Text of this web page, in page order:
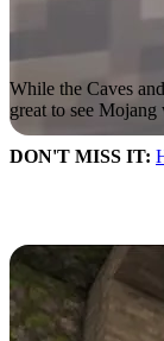
While the Caves
great to see
DON'T MISS IT:
The Minecraft
and Cliffs features